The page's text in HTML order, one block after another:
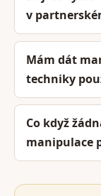
v
Mám dát
techniky
Co když
manipulace